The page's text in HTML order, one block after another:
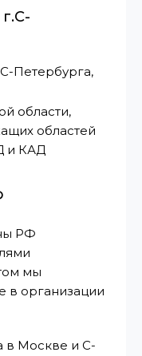
Петербурга,
области,
областей
и КАД
РФ
мы
в организации
в Москве и С-